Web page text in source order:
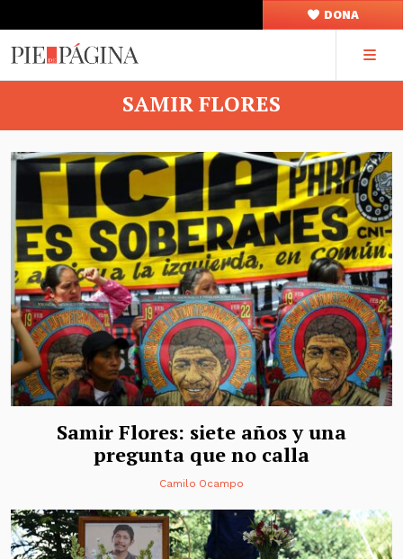
DONA
SAMIR FLORES
Samir Flores: siete años y una
pregunta que no calla
Camilo Ocampo